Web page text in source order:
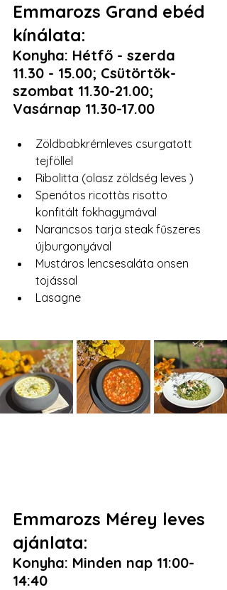
Emmarozs Grand ebéd
kínálata:
Konyha: Hétfő - szerda
11.30 - 15.00; Csütörtök-
szombat 11.30-21.00;
Vasárnap 11.30-17.00
Zöldbabkrémleves csurgatott
tejföllel
Ribolitta (olasz zöldség leves )
Spenótos ricottàs risotto
konfitált fokhagymával
Narancsos tarja steak fűszeres
újburgonyával
Mustáros lencsesaláta onsen
tojással
Lasagne
Emmarozs Mérey leves
ajánlata:
Konyha: Minden nap 11:00-
14:40